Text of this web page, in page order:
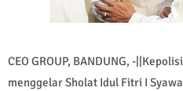
CEO GROUP, BANDUNG, -
menggelar Sholat Idul Fitri I